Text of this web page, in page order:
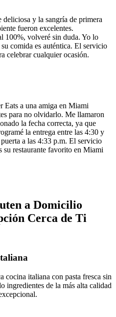
y la sangría de primera
fueron excelentes.
100%, volveré sin duda. Yo lo
comida es auténtica. El servicio
celebrar cualquier ocasión.
Eats a una amiga en Miami
para no olvidarlo. Me llamaron
la fecha correcta, ya que
la entrega entre las 4:30 y
a las 4:33 p.m. El servicio
su restaurante favorito en Miami
a Domicilio
Cerca de Ti
cocina italiana con pasta fresca sin
ingredientes de la más alta calidad